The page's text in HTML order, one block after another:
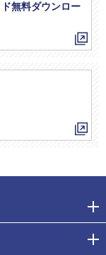
無料ダウンロー